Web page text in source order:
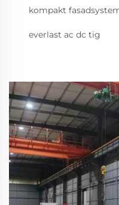
kompakt
everlast ac dc tig